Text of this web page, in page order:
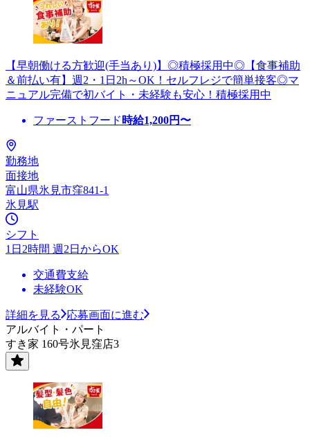
【早朝働ける方歓迎(手当あり)】◎積極採用中◎【食事補助
＆前払い有】週2・1日2h～OK！セルフレジで簡単接客◎マ
ニュアル完備で初バイト・未経験も安心！積極採用中
ファーストフード 時給1,200円〜
勤務地
面接地
富山県氷見市窪841-1
氷見駅
シフト
1日2時間 週2日からOK
交通費支給
未経験OK
詳細を見る
応募画面に進む
アルバイト・パート
すき家 160号氷見窪店3